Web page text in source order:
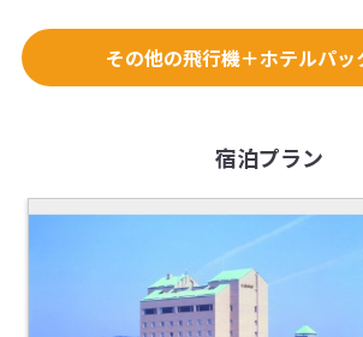
その他の飛行機＋ホテルパッ
宿泊プラン